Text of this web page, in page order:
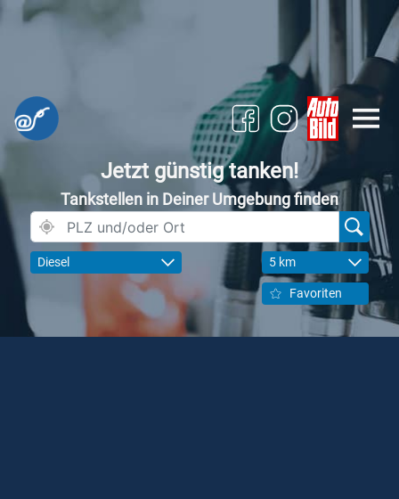
Jetzt günstig tanken!
Tankstellen in Deiner Umgebung finden
Diesel 5 km
Favoriten